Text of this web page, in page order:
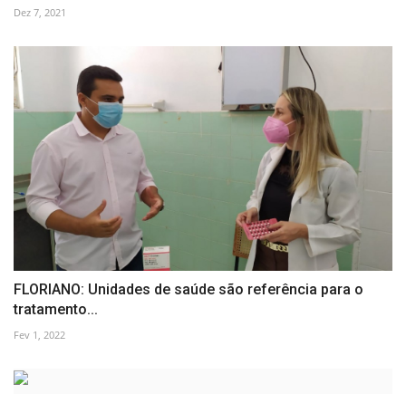
Dez 7, 2021
FLORIANO: Unidades de saúde são referência para o
tratamento...
Fev 1, 2022